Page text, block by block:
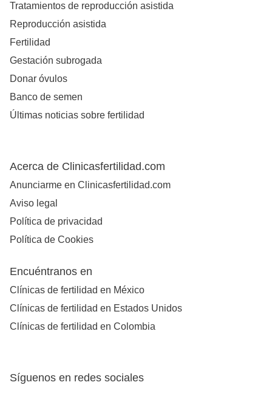
Tratamientos de reproducción asistida
Reproducción asistida
Fertilidad
Gestación subrogada
Donar óvulos
Banco de semen
Últimas noticias sobre fertilidad
Acerca de Clinicasfertilidad.com
Anunciarme en Clinicasfertilidad.com
Aviso legal
Política de privacidad
Política de Cookies
Encuéntranos en
Clínicas de fertilidad en México
Clínicas de fertilidad en Estados Unidos
Clínicas de fertilidad en Colombia
Síguenos en redes sociales